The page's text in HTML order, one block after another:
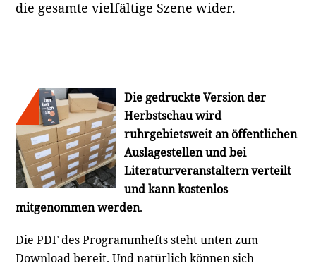
die gesamte vielfältige Szene wider.
Die gedruckte Version der
Herbstschau wird
ruhrgebietsweit an öffentlichen
Auslagestellen und bei
Literaturveranstaltern verteilt
und kann kostenlos
mitgenommen werden.
Die PDF des Programmhefts steht unten zum
Download bereit. Und natürlich können sich